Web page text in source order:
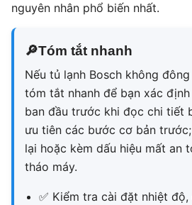
nguyên nhân phổ biến nhất.
🔎Tóm tắt nhanh
Nếu tủ lạnh Bosch không
tóm tắt nhanh để bạn xác
ban đầu trước khi đọc chi tiết
ưu tiên các bước cơ bản
lại hoặc kèm dấu hiệu mất an
tháo máy.
✅ Kiểm tra cài đặt nhiệt